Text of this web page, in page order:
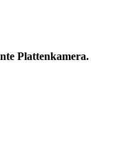
Plattenkamera.